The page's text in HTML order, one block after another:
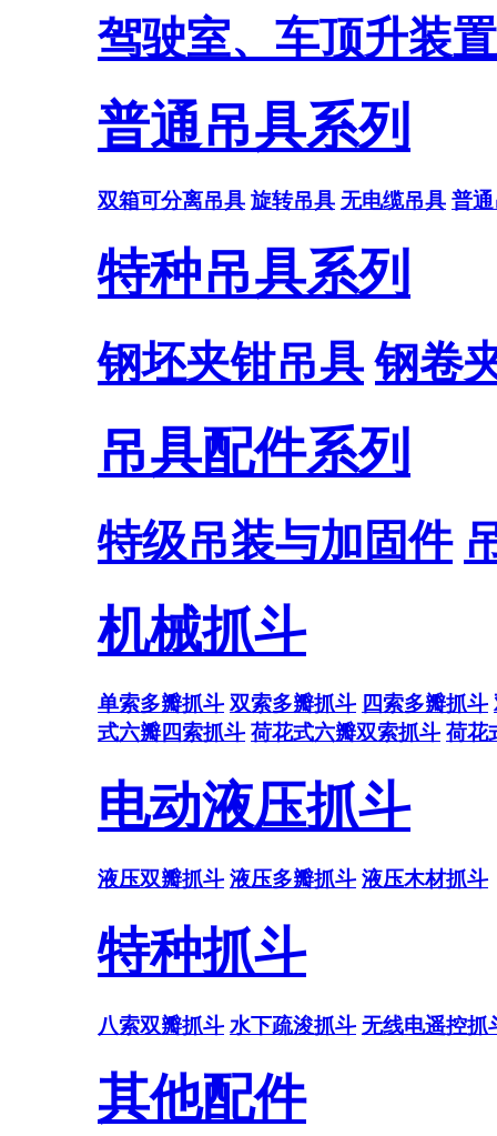
驾驶室、车顶升装置
普通吊具系列
双箱可分离吊具 旋转吊具 无电缆吊具 普
特种吊具系列
钢坯夹钳吊具 钢卷
吊具配件系列
特级吊装与加固件
机械抓斗
单索多瓣抓斗 双索多瓣抓斗 四索多瓣抓斗
式六瓣四索抓斗 荷花式六瓣双索抓斗 荷花
电动液压抓斗
液压双瓣抓斗 液压多瓣抓斗 液压木材抓斗
特种抓斗
八索双瓣抓斗 水下疏浚抓斗 无线电遥控抓
其他配件